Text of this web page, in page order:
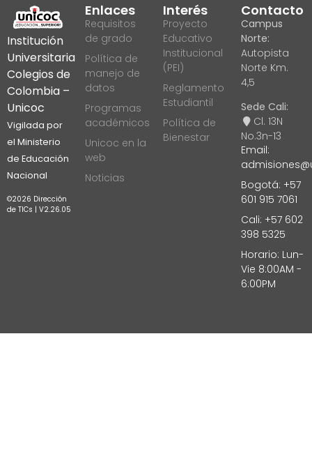
Institución
Universitaria
Colegios de
Colombia –
Unicoc
Vigilada por
el Ministerio
de Educación
Nacional
©2026 Dirección
de TICs | V2.26.05
Enlaces
Requisitos
de grado
Política de
manejo de
datos
Programas
académicos
Unicoc en la
web
Noticias
Interés
Proyecto
Educativo
Institucional
(PEI)
Reglamento
Estudiantil
Política de
Bienestar
Contacto
Campus
Norte:
Autopista
Norte Km.
4,5
Sede Cali:
Cl. 13N
No.3n-13
Email:
Bogotá: +57
601 915 7061
Cali: +57 602
398 5325
Horario: Lun-
Vie 8:00AM -
6:00PM